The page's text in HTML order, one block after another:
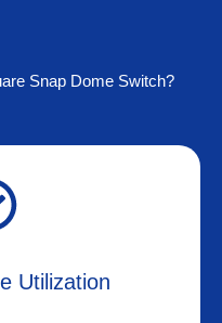
Snap Dome Switch?
Utilization